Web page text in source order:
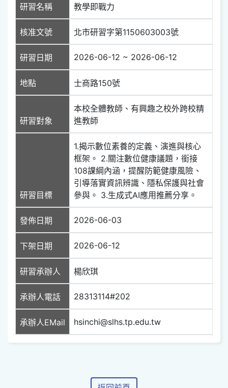
研習名稱
教學即戰力
核准文號 北市研習字第1150603003號
研習日期 2026-06-12 ~ 2026-06-12
地點 士商路150號
研習對象
本校全體教師、有興趣之校外跨校精
進教師
研習目標
1.揭示數位素養的定義、演進與核心
框架。 2.關注數位健康議題，銜接
108課綱內涵，提醒防範健康風險、
引導落實資訊辨識、隱私保護與社會
參與。 3.生成式AI應用推薦分享。
發佈日期 2026-06-03
下架日期 2026-06-12
研習承辦人 楊欣琪
承辦人電話 28313114#202
承辦人EMail hsinchi@slhs.tp.edu.tw